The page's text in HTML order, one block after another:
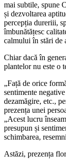
mai subtile, spune
și dezvoltarea
percepția dureriii,
îmbunătățesc
calmului în stări de
Chiar dacă în
plantelor nu este o
„Față de orice
sentimente
dezamăgire, etc.,
prezența unei
„Acest lucru
presupun și
schimbarea,
Astăzi, prezența